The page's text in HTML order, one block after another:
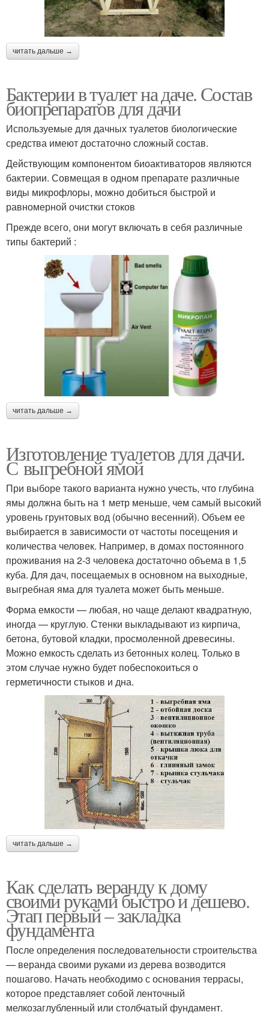
читать дальше →
Бактерии в туалет на даче. Состав
биопрепаратов для дачи
Используемые для дачных туалетов биологические
средства имеют достаточно сложный состав.
Действующим компонентом биоактиваторов являются
бактерии. Совмещая в одном препарате различные
виды микрофлоры, можно добиться быстрой и
равномерной очистки стоков
Прежде всего, они могут включать в себя различные
типы бактерий :
читать дальше →
Изготовление туалетов для дачи.
С выгребной ямой
При выборе такого варианта нужно учесть, что глубина
ямы должна быть на 1 метр меньше, чем самый высокий
уровень грунтовых вод (обычно весенний). Объем ее
выбирается в зависимости от частоты посещения и
количества человек. Например, в домах постоянного
проживания на 2-3 человека достаточно объема в 1,5
куба. Для дач, посещаемых в основном на выходные,
выгребная яма для туалета может быть меньше.
Форма емкости — любая, но чаще делают квадратную,
иногда — круглую. Стенки выкладывают из кирпича,
бетона, бутовой кладки, просмоленной древесины.
Можно емкость сделать из бетонных колец. Только в
этом случае нужно будет побеспокоиться о
герметичности стыков и дна.
читать дальше →
Как сделать веранду к дому
своими руками быстро и дешево.
Этап первый – закладка
фундамента
После определения последовательности строительства
— веранда своими руками из дерева возводится
пошагово. Начать необходимо с основания террасы,
которое представляет собой ленточный
мелкозаглубленный или столбчатый фундамент.